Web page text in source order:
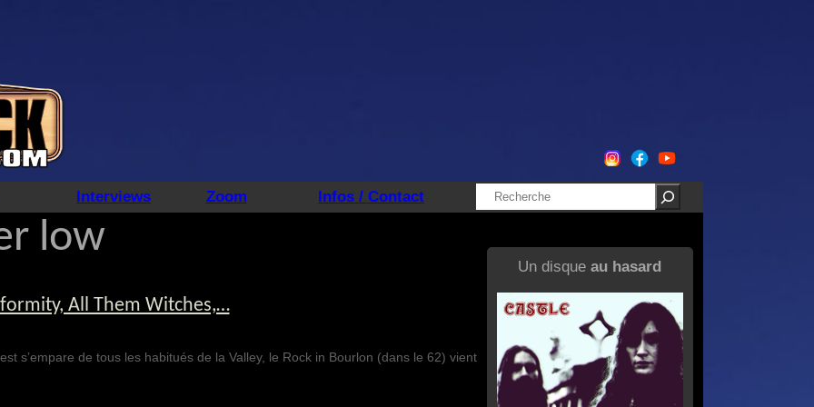
Interviews Zoom Infos / Contact Rechercher
low
All Them Witches,…
s’empare de tous les habitués de la Valley, le Rock in Bourlon (dans le 62) vient
Un disque au hasard